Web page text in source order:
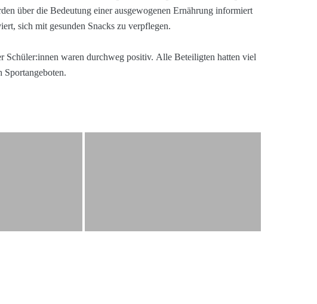
über die Bedeutung einer ausgewogenen Ernährung informiert
sich mit gesunden Snacks zu verpflegen.
Schüler:innen waren durchweg positiv. Alle Beteiligten hatten viel
Sportangeboten.